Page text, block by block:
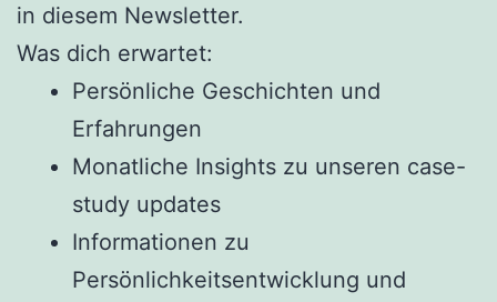
in diesem Newsletter.
Was dich erwartet:
Persönliche Geschichten und
Erfahrungen
Monatliche Insights zu unseren case-
study updates
Informationen zu
Persönlichkeitsentwicklung und